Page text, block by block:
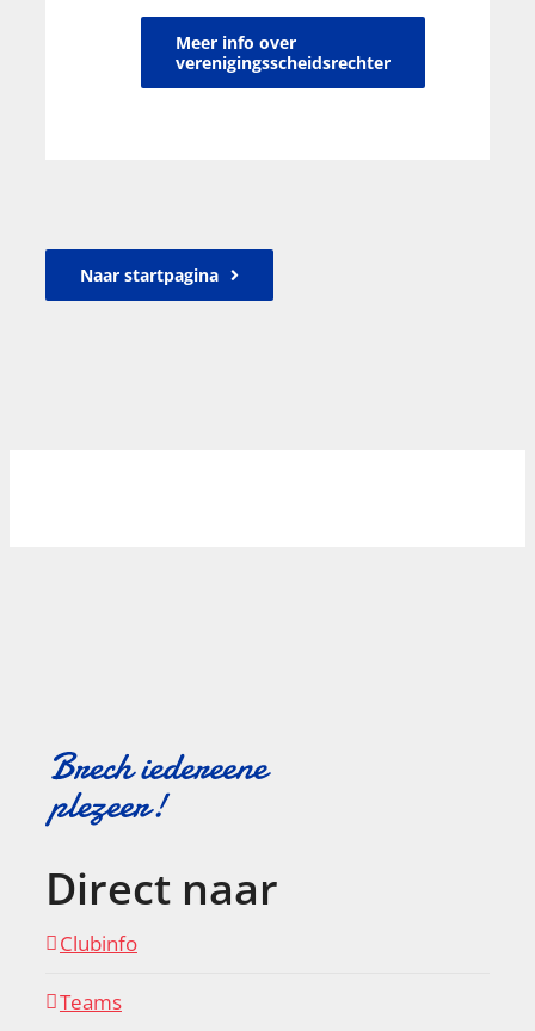
Meer info over
verenigingsscheidsrechter
Naar startpagina
Direct naar
Clubinfo
Teams